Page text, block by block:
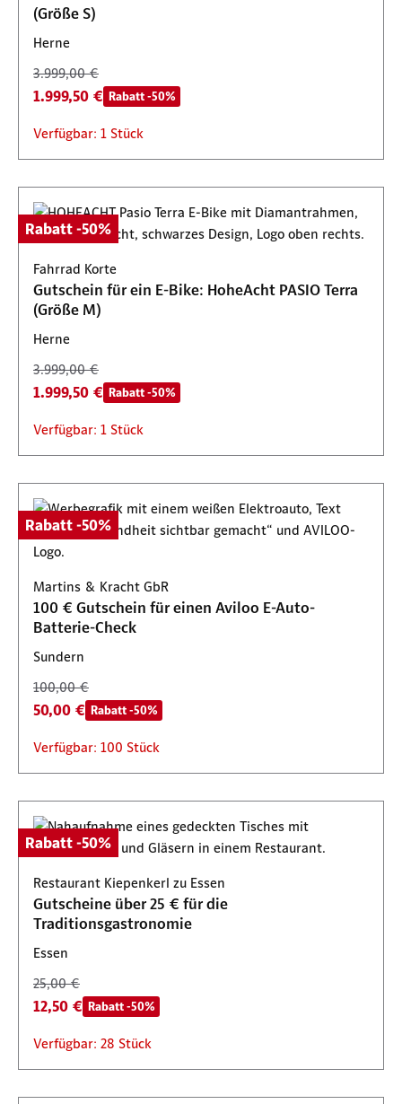
(Größe S)
Herne
3.999,00 €
1.999,50 € Rabatt -50%
Verfügbar: 1 Stück
Rabatt -50%
Fahrrad Korte
Gutschein für ein E-Bike: HoheAcht PASIO Terra
(Größe M)
Herne
3.999,00 €
1.999,50 € Rabatt -50%
Verfügbar: 1 Stück
Rabatt -50%
Martins & Kracht GbR
100 € Gutschein für einen Aviloo E-Auto-
Batterie-Check
Sundern
100,00 €
50,00 € Rabatt -50%
Verfügbar: 100 Stück
Rabatt -50%
Restaurant Kiepenkerl zu Essen
Gutscheine über 25 € für die
Traditionsgastronomie
Essen
25,00 €
12,50 € Rabatt -50%
Verfügbar: 28 Stück